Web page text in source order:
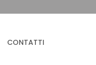
CONTATTI